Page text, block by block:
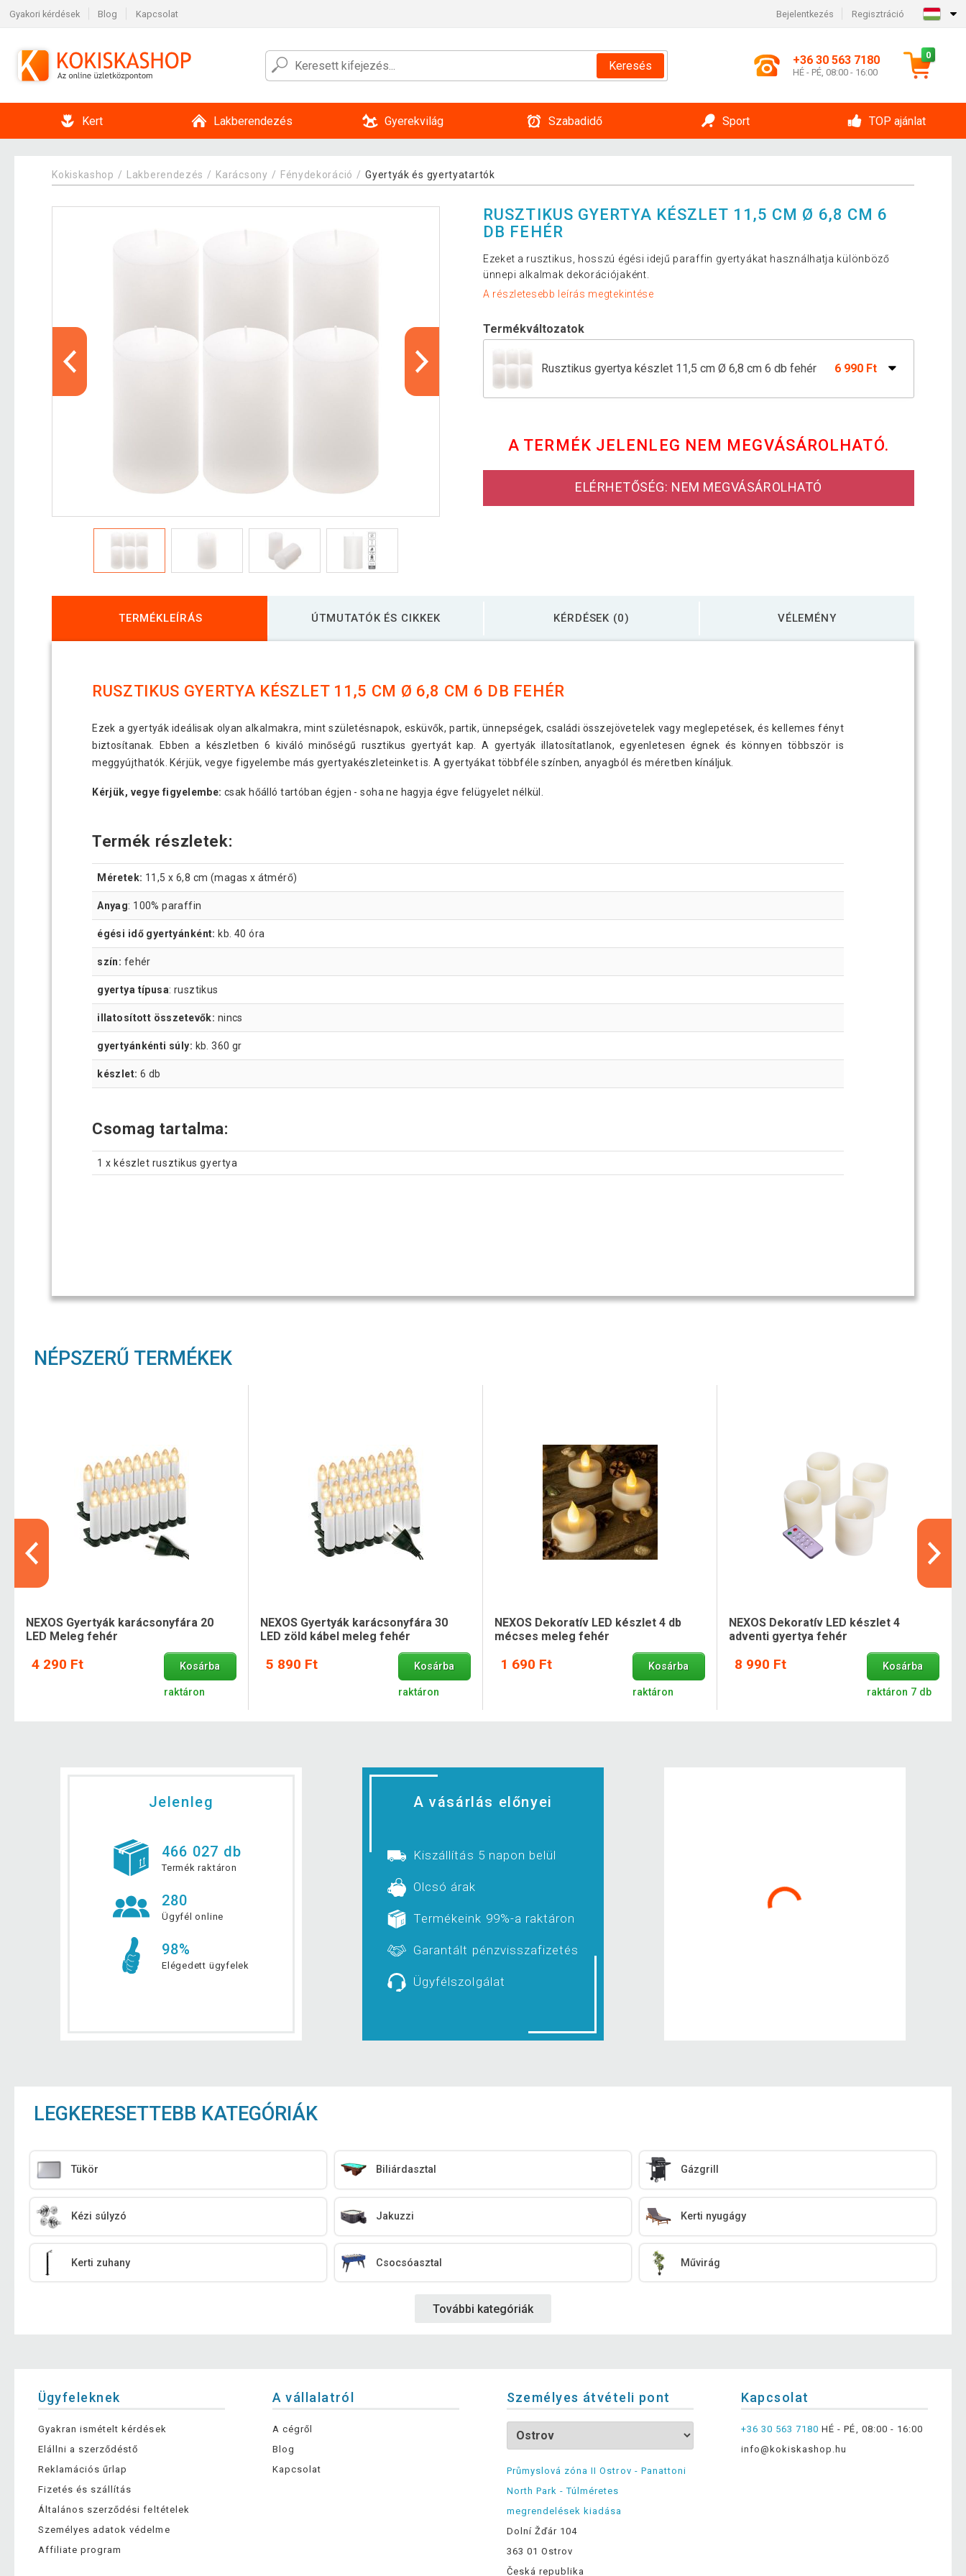
Gyakori kérdések Blog Kapcsolat Bejelentkezés Regisztráció
Keresés +36 30 563 7180
HÉ - PÉ, 08:00 - 16:00
0
Kert Lakberendezés Gyerekvilág Szabadidő Sport TOP ajánlat
Kokiskashop Lakberendezés Karácsony Fénydekoráció Gyertyák és gyertyatartók
RUSZTIKUS GYERTYA KÉSZLET 11,5 CM Ø 6,8 CM 6
DB FEHÉR
Ezeket a rusztikus, hosszú égési idejű paraffin gyertyákat használhatja különböző
ünnepi alkalmak dekorációjaként.
A részletesebb leírás megtekintése
Termékváltozatok
Rusztikus gyertya készlet 11,5 cm Ø 6,8 cm 6 db fehér 6 990 Ft
Gyertya készlet 20 cm Ø 7,5 cm 2 db fehér 3 390 Ft
A TERMÉK JELENLEG NEM MEGVÁSÁROLHATÓ.
ELÉRHETŐSÉG: NEM MEGVÁSÁROLHATÓ
TERMÉKLEÍRÁS ÚTMUTATÓK ÉS CIKKEK KÉRDÉSEK (0) VÉLEMÉNY
RUSZTIKUS GYERTYA KÉSZLET 11,5 CM Ø 6,8 CM 6 DB FEHÉR
Ezek a gyertyák ideálisak olyan alkalmakra, mint születésnapok, esküvők, partik, ünnepségek, családi összejövetelek vagy meglepetések, és kellemes fényt
biztosítanak. Ebben a készletben 6 kiváló minőségű rusztikus gyertyát kap. A gyertyák illatosítatlanok, egyenletesen égnek és könnyen többször is
meggyújthatók. Kérjük, vegye figyelembe más gyertyakészleteinket is. A gyertyákat többféle színben, anyagból és méretben kínáljuk.
Kérjük, vegye figyelembe: csak hőálló tartóban égjen - soha ne hagyja égve felügyelet nélkül.
Termék részletek:
Méretek: 11,5 x 6,8 cm (magas x átmérő)
Anyag: 100% paraffin
égési idő gyertyánként: kb. 40 óra
szín: fehér
gyertya típusa: rusztikus
illatosított összetevők: nincs
gyertyánkénti súly: kb. 360 gr
készlet: 6 db
Csomag tartalma:
1 x készlet rusztikus gyertya
NÉPSZERŰ TERMÉKEK
NEXOS Gyertyák karácsonyfára 20
LED Meleg fehér
4 290 Ft Kosárba
raktáron
NEXOS Gyertyák karácsonyfára 30
LED zöld kábel meleg fehér
5 890 Ft Kosárba
raktáron
NEXOS Dekoratív LED készlet 4 db
mécses meleg fehér
1 690 Ft Kosárba
raktáron
NEXOS Dekoratív LED készlet 4
adventi gyertya fehér
8 990 Ft Kosárba
raktáron 7 db
Jelenleg
466 027 db
Termék raktáron
280
Ügyfél online
98%
Elégedett ügyfelek
A vásárlás előnyei
Kiszállítás 5 napon belül
Olcsó árak
Termékeink 99%-a raktáron
Garantált pénzvisszafizetés
Ügyfélszolgálat
LEGKERESETTEBB KATEGÓRIÁK
Tükör Biliárdasztal Gázgrill
Kézi súlyzó Jakuzzi Kerti nyugágy
Kerti zuhany Csocsóasztal Művirág
További kategóriák
Ügyfeleknek
Gyakran ismételt kérdések
Elállni a szerződéstő
Reklamációs űrlap
Fizetés és szállítás
Általános szerződési feltételek
Személyes adatok védelme
Affiliate program
A vállalatról
A cégről
Blog
Kapcsolat
Személyes átvételi pont
Průmyslová zóna II Ostrov - Panattoni
North Park - Túlméretes
megrendelések kiadása
Dolní Žďár 104
363 01 Ostrov
Česká republika
Kapcsolat
+36 30 563 7180 HÉ - PÉ, 08:00 - 16:00
info@kokiskashop.hu